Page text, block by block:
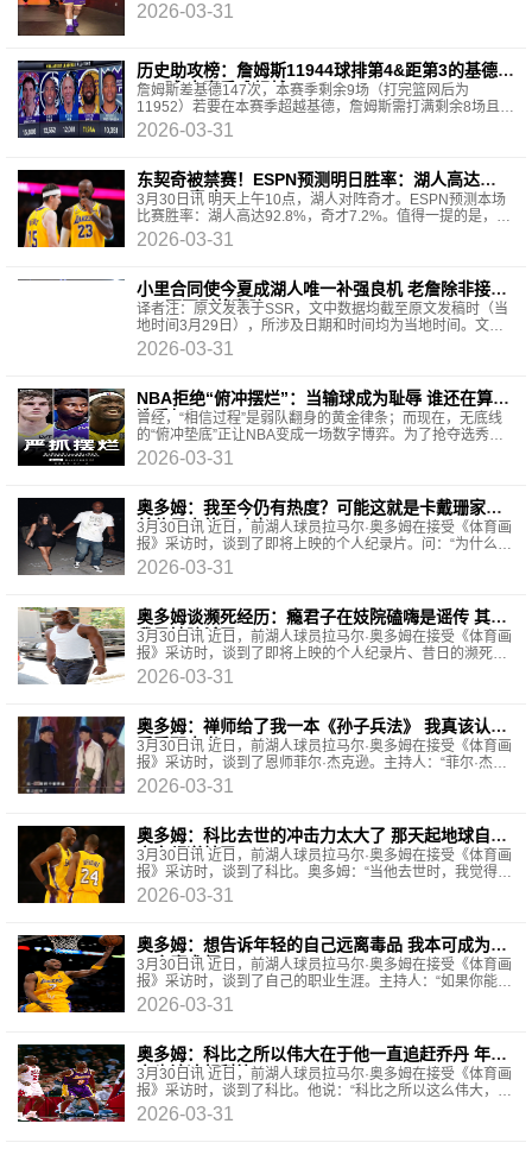
2026-03-31
历史助攻榜：詹姆斯11944球排第4&距第3的基德
147球 本赛季难超越
詹姆斯差基德147次，本赛季剩余9场（打完篮网后为
11952）若要在本赛季超越基德，詹姆斯需打满剩余8场且场
均17.4次助攻
2026-03-31
东契奇被禁赛！ESPN预测明日胜率：湖人高达
92.8% 奇才7.2%
3月30日讯 明天上午10点，湖人对阵奇才。ESPN预测本场
比赛胜率：湖人高达92.8%，奇才7.2%。值得一提的是，东
契奇因为技术犯规累计到16个，本场比赛被禁赛。另外斯玛
2026-03-31
小里合同使今夏成湖人唯一补强良机 老詹除非接受
940万否则将离队
译者注：原文发表于SSR，文中数据均截至原文发稿时（当
地时间3月29日），所涉及日期和时间均为当地时间。文中
观点与译者及平台无关。勒布朗·詹姆斯能看到和听到一
2026-03-31
NBA拒绝“俯冲摆烂”：当输球成为耻辱 谁还在算计
选秀权？
曾经，“相信过程”是弱队翻身的黄金律条；而现在，无底线
的“俯冲垫底”正让NBA变成一场数字博弈。为了抢夺选秀大
年的天才新人，部分球队已近乎失控。Shams爆料
2026-03-31
奥多姆：我至今仍有热度？可能这就是卡戴珊家族
首位黑人的影响力
3月30日讯 近日，前湖人球员拉马尔·奥多姆在接受《体育画
报》采访时，谈到了即将上映的个人纪录片。问：“为什么选
择在这个时间点，通过Netflix纪录片《拉马尔·
2026-03-31
奥多姆谈濒死经历：瘾君子在妓院磕嗨是谣传 其实
我是被暗杀了
3月30日讯 近日，前湖人球员拉马尔·奥多姆在接受《体育画
报》采访时，谈到了即将上映的个人纪录片、昔日的濒死经
历。谈到自己曾经在一家妓院因吸毒过度昏迷
2026-03-31
奥多姆：禅师给了我一本《孙子兵法》 我真该认真
看看那本书
3月30日讯 近日，前湖人球员拉马尔·奥多姆在接受《体育画
报》采访时，谈到了恩师菲尔·杰克逊。主持人：“菲尔·杰克
逊和帕特·莱利，这两位可以说是史上最伟大
2026-03-31
奥多姆：科比去世的冲击力太大了 那天起地球自转
方向都逆转了
3月30日讯 近日，前湖人球员拉马尔·奥多姆在接受《体育画
报》采访时，谈到了科比。奥多姆：“当他去世时，我觉得这
个世界——无论它现在怎么转——在他离开的那
2026-03-31
奥多姆：想告诉年轻的自己远离毒品 我本可成为第
二个魔术师
3月30日讯 近日，前湖人球员拉马尔·奥多姆在接受《体育画
报》采访时，谈到了自己的职业生涯。主持人：“如果你能坐
下来和当年处在湖人巅峰时期的那个年轻自己
2026-03-31
奥多姆：科比之所以伟大在于他一直追赶乔丹 年轻
人也该追赶科比
3月30日讯 近日，前湖人球员拉马尔·奥多姆在接受《体育画
报》采访时，谈到了科比。他说：“科比之所以这么伟大，是
因为他一直试图追赶迈克尔·乔丹。虽然有些球
2026-03-31